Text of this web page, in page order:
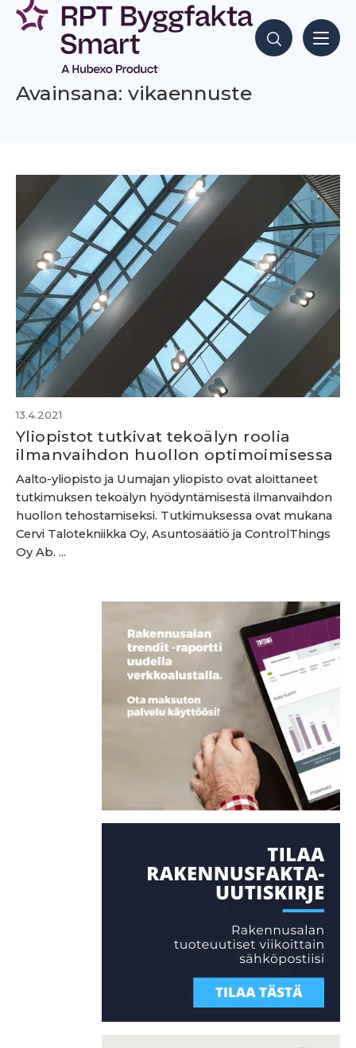
Siirry
sisältöön
Hae sisältöjä
Avainsana: vikaennuste
13.4.2021
Yliopistot tutkivat tekoälyn roolia
ilmanvaihdon huollon optimoimisessa
Aalto-yliopisto ja Uumajan yliopisto ovat aloittaneet
tutkimuksen tekoälyn hyödyntämisestä ilmanvaihdon
huollon tehostamiseksi. Tutkimuksessa ovat mukana
Cervi Talotekniikka Oy, Asuntosäätiö ja ControlThings
Oy Ab. ...